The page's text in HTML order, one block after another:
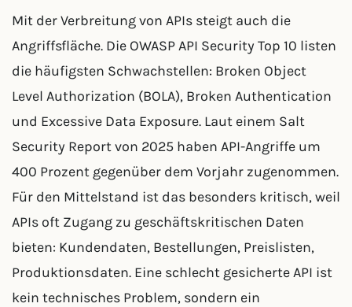
Mit der Verbreitung von APIs steigt auch die
Angriffsfläche. Die OWASP API Security Top 10 listen
die häufigsten Schwachstellen: Broken Object
Level Authorization (BOLA), Broken Authentication
und Excessive Data Exposure. Laut einem Salt
Security Report von 2025 haben API-Angriffe um
400 Prozent gegenüber dem Vorjahr zugenommen.
Für den Mittelstand ist das besonders kritisch, weil
APIs oft Zugang zu geschäftskritischen Daten
bieten: Kundendaten, Bestellungen, Preislisten,
Produktionsdaten. Eine schlecht gesicherte API ist
kein technisches Problem, sondern ein